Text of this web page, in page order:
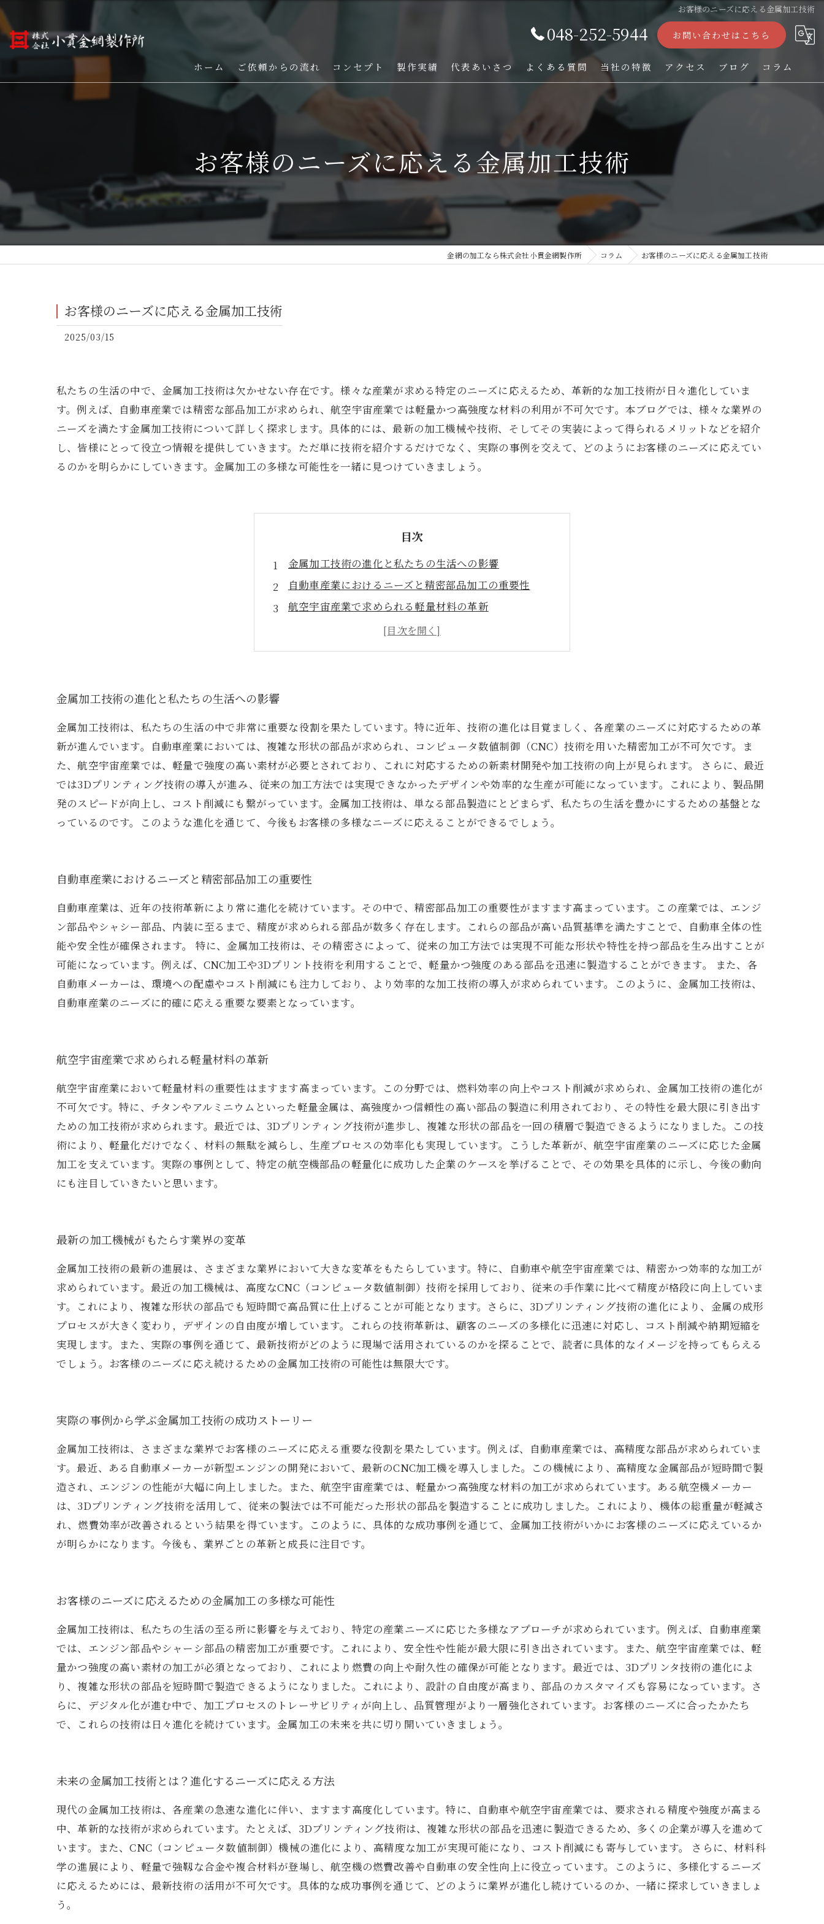
お客様のニーズに応える金属加工技術
048-252-5944 お問い合わせはこちら
ホーム ご依頼からの流れ コンセプト 製作実績 代表あいさつ よくある質問 当社の特徴
ストレーナー
パンチング加工
オーダー
TIG溶接
アクセス ブログ コラム
お客様のニーズに応える金属加工技術
金網の加工なら株式会社小貫金網製作所 コラム お客様のニーズに応える金属加工技術
お客様のニーズに応える金属加工技術
2025/03/15
私たちの生活の中で、金属加工技術は欠かせない存在です。様々な産業が求める特定のニーズに応えるため、革新的な加工技術が日々進化していま
す。例えば、自動車産業では精密な部品加工が求められ、航空宇宙産業では軽量かつ高強度な材料の利用が不可欠です。本ブログでは、様々な業界の
ニーズを満たす金属加工技術について詳しく探求します。具体的には、最新の加工機械や技術、そしてその実装によって得られるメリットなどを紹介
し、皆様にとって役立つ情報を提供していきます。ただ単に技術を紹介するだけでなく、実際の事例を交えて、どのようにお客様のニーズに応えてい
るのかを明らかにしていきます。金属加工の多様な可能性を一緒に見つけていきましょう。
目次
金属加工技術の進化と私たちの生活への影響
自動車産業におけるニーズと精密部品加工の重要性
航空宇宙産業で求められる軽量材料の革新
最新の加工機械がもたらす業界の変革
実際の事例から学ぶ金属加工技術の成功ストーリー
金属加工技術の進化と私たちの生活への影響
金属加工技術は、私たちの生活の中で非常に重要な役割を果たしています。特に近年、技術の進化は目覚ましく、各産業のニーズに対応するための革
新が進んでいます。自動車産業においては、複雑な形状の部品が求められ、コンピュータ数値制御（CNC）技術を用いた精密加工が不可欠です。ま
た、航空宇宙産業では、軽量で強度の高い素材が必要とされており、これに対応するための新素材開発や加工技術の向上が見られます。 さらに、最近
では3Dプリンティング技術の導入が進み、従来の加工方法では実現できなかったデザインや効率的な生産が可能になっています。これにより、製品開
発のスピードが向上し、コスト削減にも繋がっています。金属加工技術は、単なる部品製造にとどまらず、私たちの生活を豊かにするための基盤とな
っているのです。このような進化を通じて、今後もお客様の多様なニーズに応えることができるでしょう。
自動車産業におけるニーズと精密部品加工の重要性
自動車産業は、近年の技術革新により常に進化を続けています。その中で、精密部品加工の重要性がますます高まっています。この産業では、エンジ
ン部品やシャシー部品、内装に至るまで、精度が求められる部品が数多く存在します。これらの部品が高い品質基準を満たすことで、自動車全体の性
能や安全性が確保されます。 特に、金属加工技術は、その精密さによって、従来の加工方法では実現不可能な形状や特性を持つ部品を生み出すことが
可能になっています。例えば、CNC加工や3Dプリント技術を利用することで、軽量かつ強度のある部品を迅速に製造することができます。 また、各
自動車メーカーは、環境への配慮やコスト削減にも注力しており、より効率的な加工技術の導入が求められています。このように、金属加工技術は、
自動車産業のニーズに的確に応える重要な要素となっています。
航空宇宙産業で求められる軽量材料の革新
航空宇宙産業において軽量材料の重要性はますます高まっています。この分野では、燃料効率の向上やコスト削減が求められ、金属加工技術の進化が
不可欠です。特に、チタンやアルミニウムといった軽量金属は、高強度かつ信頼性の高い部品の製造に利用されており、その特性を最大限に引き出す
ための加工技術が求められます。最近では、3Dプリンティング技術が進歩し、複雑な形状の部品を一回の積層で製造できるようになりました。この技
術により、軽量化だけでなく、材料の無駄を減らし、生産プロセスの効率化も実現しています。こうした革新が、航空宇宙産業のニーズに応じた金属
加工を支えています。実際の事例として、特定の航空機部品の軽量化に成功した企業のケースを挙げることで、その効果を具体的に示し、今後の動向
にも注目していきたいと思います。
最新の加工機械がもたらす業界の変革
金属加工技術の最新の進展は、さまざまな業界において大きな変革をもたらしています。特に、自動車や航空宇宙産業では、精密かつ効率的な加工が
求められています。最近の加工機械は、高度なCNC（コンピュータ数値制御）技術を採用しており、従来の手作業に比べて精度が格段に向上していま
す。これにより、複雑な形状の部品でも短時間で高品質に仕上げることが可能となります。さらに、3Dプリンティング技術の進化により、金属の成形
プロセスが大きく変わり，デザインの自由度が増しています。これらの技術革新は、顧客のニーズの多様化に迅速に対応し、コスト削減や納期短縮を
実現します。また、実際の事例を通じて、最新技術がどのように現場で活用されているのかを探ることで、読者に具体的なイメージを持ってもらえる
でしょう。お客様のニーズに応え続けるための金属加工技術の可能性は無限大です。
実際の事例から学ぶ金属加工技術の成功ストーリー
金属加工技術は、さまざまな業界でお客様のニーズに応える重要な役割を果たしています。例えば、自動車産業では、高精度な部品が求められていま
す。最近、ある自動車メーカーが新型エンジンの開発において、最新のCNC加工機を導入しました。この機械により、高精度な金属部品が短時間で製
造され、エンジンの性能が大幅に向上しました。また、航空宇宙産業では、軽量かつ高強度な材料の加工が求められています。ある航空機メーカー
は、3Dプリンティング技術を活用して、従来の製法では不可能だった形状の部品を製造することに成功しました。これにより、機体の総重量が軽減さ
れ、燃費効率が改善されるという結果を得ています。このように、具体的な成功事例を通じて、金属加工技術がいかにお客様のニーズに応えているか
が明らかになります。今後も、業界ごとの革新と成長に注目です。
お客様のニーズに応えるための金属加工の多様な可能性
金属加工技術は、私たちの生活の至る所に影響を与えており、特定の産業ニーズに応じた多様なアプローチが求められています。例えば、自動車産業
では、エンジン部品やシャーシ部品の精密加工が重要です。これにより、安全性や性能が最大限に引き出されています。また、航空宇宙産業では、軽
量かつ強度の高い素材の加工が必須となっており、これにより燃費の向上や耐久性の確保が可能となります。最近では、3Dプリンタ技術の進化によ
り、複雑な形状の部品を短時間で製造できるようになりました。これにより、設計の自由度が高まり、部品のカスタマイズも容易になっています。さ
らに、デジタル化が進む中で、加工プロセスのトレーサビリティが向上し、品質管理がより一層強化されています。お客様のニーズに合ったかたち
で、これらの技術は日々進化を続けています。金属加工の未来を共に切り開いていきましょう。
未来の金属加工技術とは？進化するニーズに応える方法
現代の金属加工技術は、各産業の急速な進化に伴い、ますます高度化しています。特に、自動車や航空宇宙産業では、要求される精度や強度が高まる
中、革新的な技術が求められています。たとえば、3Dプリンティング技術は、複雑な形状の部品を迅速に製造できるため、多くの企業が導入を進めて
います。また、CNC（コンピュータ数値制御）機械の進化により、高精度な加工が実現可能になり、コスト削減にも寄与しています。 さらに、材料科
学の進展により、軽量で強靱な合金や複合材料が登場し、航空機の燃費改善や自動車の安全性向上に役立っています。このように、多様化するニーズ
に応えるためには、最新技術の活用が不可欠です。具体的な成功事例を通じて、どのように業界が進化し続けているのか、一緒に探求していきましょ
う。